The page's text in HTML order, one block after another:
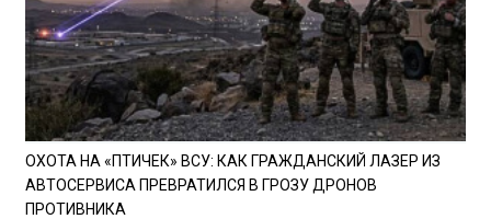
ОХОТА НА «ПТИЧЕК» ВСУ: КАК ГРАЖДАНСКИЙ ЛАЗЕР ИЗ
АВТОСЕРВИСА ПРЕВРАТИЛСЯ В ГРОЗУ ДРОНОВ
ПРОТИВНИКА